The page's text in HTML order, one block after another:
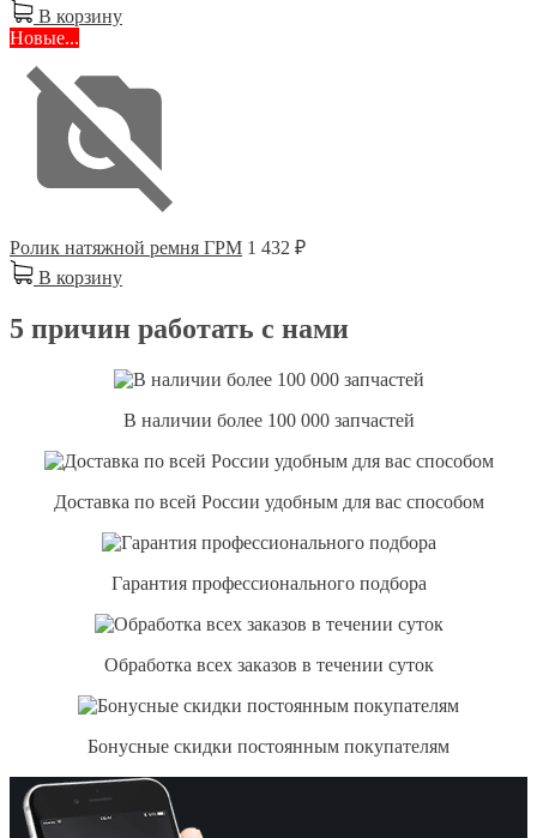
В корзину
Новые...
Ролик натяжной ремня ГРМ 1 432 ₽
В корзину
5 причин работать с нами
В наличии более 100 000 запчастей
Доставка по всей России удобным для вас способом
Гарантия профессионального подбора
Обработка всех заказов в течении суток
Бонусные скидки постоянным покупателям